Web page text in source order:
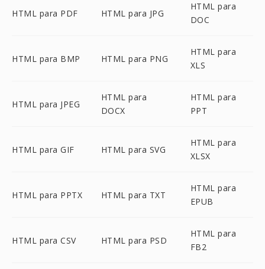
HTML para PDF HTML para JPG
HTML para
DOC
HTML para BMP HTML para PNG
HTML para
XLS
HTML para JPEG
HTML para
DOCX
HTML para
PPT
HTML para GIF HTML para SVG
HTML para
XLSX
HTML para PPTX HTML para TXT
HTML para
EPUB
HTML para CSV HTML para PSD
HTML para
FB2